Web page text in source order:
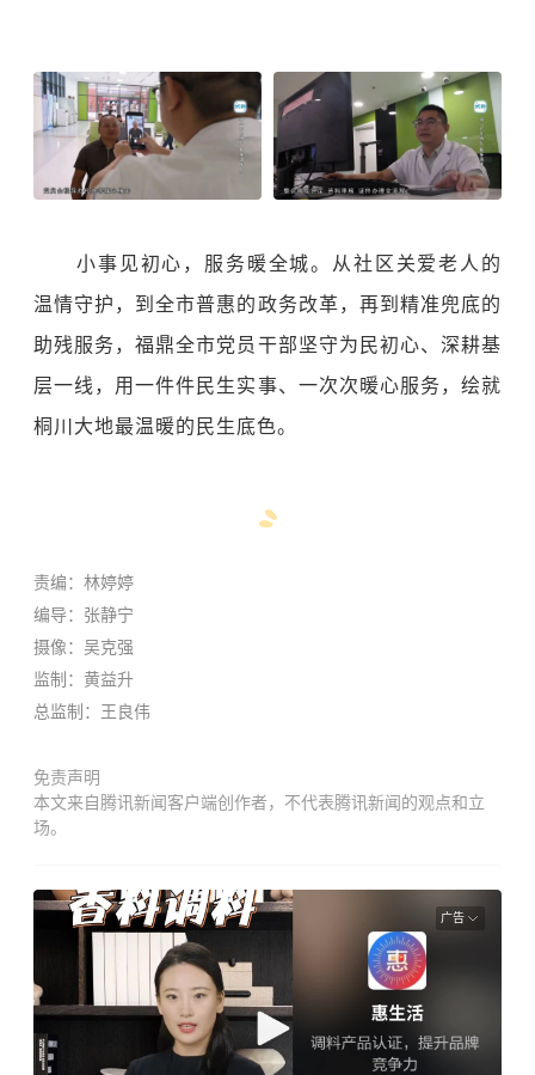
小事见初心，服务暖全城。从社区关爱老人的
温情守护，到全市普惠的政务改革，再到精准兜底的
助残服务，福鼎全市党员干部坚守为民初心、深耕基
层一线，用一件件民生实事、一次次暖心服务，绘就
桐川大地最温暖的民生底色。
责编：林婷婷
编导： 张静宁
摄像： 吴克强
监制：黄益升
总监制：王良伟
免责声明
本文来自腾讯新闻客户端创作者，不代表腾讯新闻的观点和立
场。
广告